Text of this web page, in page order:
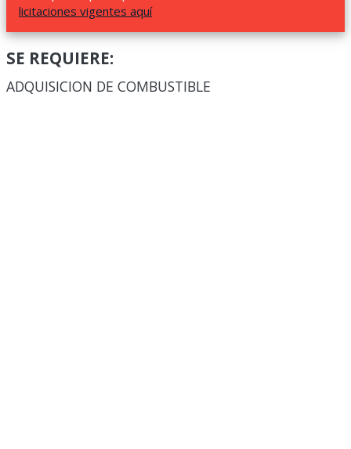
licitaciones vigentes aquí
SE REQUIERE:
ADQUISICION DE COMBUSTIBLE